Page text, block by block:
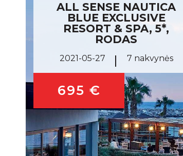
ALL SENSE NAUTICA
BLUE EXCLUSIVE
RESORT & SPA, 5*,
RODAS
2021-05-27 7 nakvynės
695 €